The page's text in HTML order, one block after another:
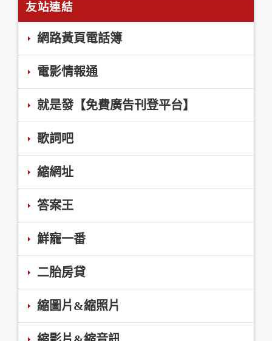
友站連結
網路黃頁電話簿
電影情報通
就是發【免費廣告刊登平台】
歌詞吧
縮網址
答案王
鮮寵一番
二胎房貸
縮圖片&縮照片